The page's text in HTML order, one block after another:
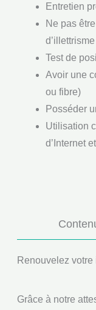
Entretien
Ne pas
d’illettrisme
Test de
Avoir une
ou fibre)
Posséder
Utilisation
d’Internet
Renouvelez
Grâce à notre